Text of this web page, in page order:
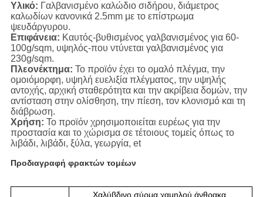
Υλικό: Γαλβανισμένο καλώδιο σιδήρου, διάμετρος
καλωδίων κανονικά 2.5mm με το επίστρωμα
ψευδάργυρου.
Επιφάνεια: Καυτός-βυθισμένος γαλβανισμένος για 60-
100g/sqm, υψηλός-που ντύνεται γαλβανισμένος για
230g/sqm.
Πλεονέκτημα: Το προϊόν έχει το ομαλό πλέγμα, την
ομοιόμορφη, υψηλή ευελιξία πλέγματος, την υψηλής
αντοχής, αρχική σταθερότητα και την ακρίβεια δομών, την
αντίσταση στην ολίσθηση, την πίεση, τον κλονισμό και τη
διάβρωση.
Χρήση: Το προϊόν χρησιμοποιείται ευρέως για την
προστασία και το χώρισμα σε τέτοιους τομείς όπως το
λιβάδι, λιβάδι, ξύλα, γεωργία, et
Προδιαγραφή φρακτών τομέων
Χαλύβδινο σύρμα χαμηλού άνθρακα,